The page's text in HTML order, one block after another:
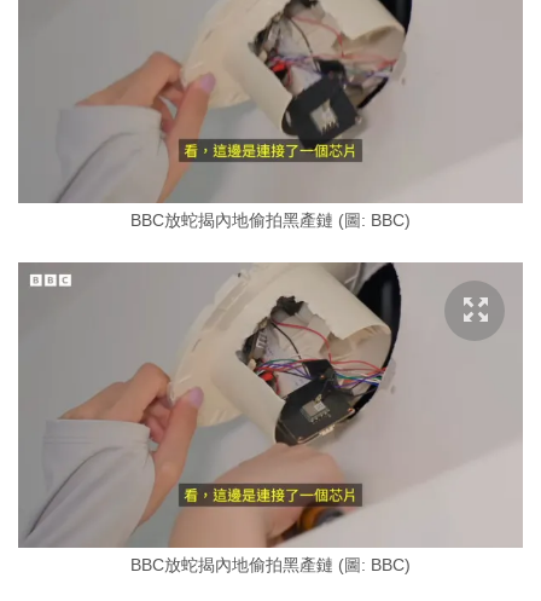
BBC放蛇揭內地偷拍黑產鏈 (圖: BBC)
BBC放蛇揭內地偷拍黑產鏈 (圖: BBC)